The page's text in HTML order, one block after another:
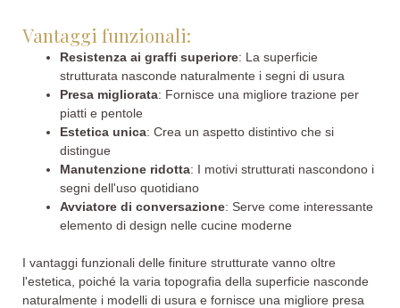
Vantaggi funzionali:
Resistenza ai graffi superiore: La superficie
strutturata nasconde naturalmente i segni di usura
Presa migliorata: Fornisce una migliore trazione per
piatti e pentole
Estetica unica: Crea un aspetto distintivo che si
distingue
Manutenzione ridotta: I motivi strutturati nascondono i
segni dell'uso quotidiano
Avviatore di conversazione: Serve come interessante
elemento di design nelle cucine moderne
I vantaggi funzionali delle finiture strutturate vanno oltre
l'estetica, poiché la varia topografia della superficie nasconde
naturalmente i modelli di usura e fornisce una migliore presa